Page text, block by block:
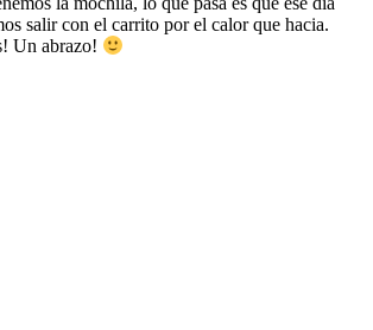
salir con el carrito por el calor que hacia.
Un abrazo!